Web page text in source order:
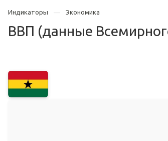
Индикаторы Экономика
ВВП (данные